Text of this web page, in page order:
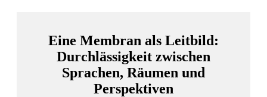
Eine Membran als Leitbild:
Durchlässigkeit zwischen
Sprachen, Räumen und
Perspektiven